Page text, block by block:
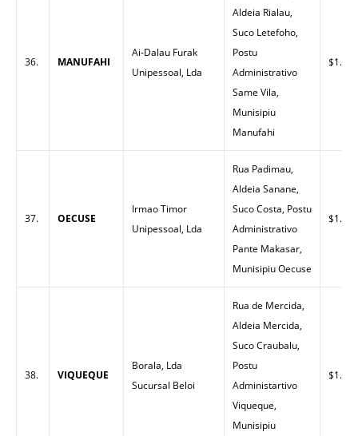
36. MANUFAHI
Ai-Dalau Furak
Unipessoal, Lda
Aldeia Rialau,
Suco Letefoho,
Postu
Administrativo
Same Vila,
Munisipiu
Manufahi
$1.60
37. OECUSE
Irmao Timor
Unipessoal, Lda
Rua Padimau,
Aldeia Sanane,
Suco Costa, Postu
Administrativo
Pante Makasar,
Munisipiu Oecuse
$1.66
38. VIQUEQUE
Borala, Lda
Sucursal Beloi
Rua de Mercida,
Aldeia Mercida,
Suco Craubalu,
Postu
Administartivo
Viqueque,
Munisipiu
$1.52